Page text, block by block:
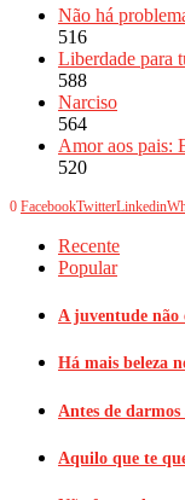
Não há
516
Liberdade para
588
Narciso
564
Amor aos pais:
520
0 FacebookTwitterLinkedin
Recente
Popular
A juventude não
Há mais beleza
Antes de
Aquilo que te